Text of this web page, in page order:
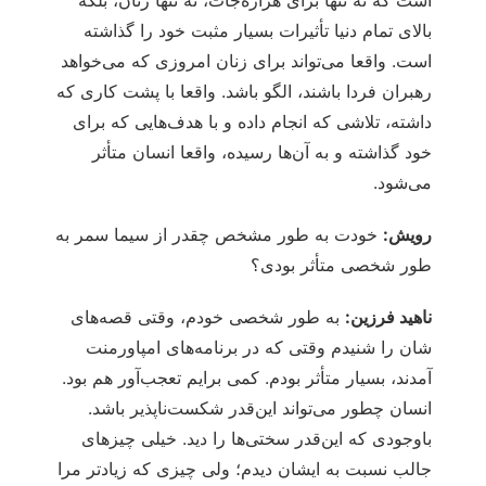
بالای تمام دنیا تأثیرات بسیار مثبت خود را گذاشته
است. واقعا می‌تواند برای زنان امروزی که می‌خواهد
رهبران فردا باشند، الگو باشد. واقعا با پشت کاری که
داشته، تلاشی که انجام داده و با هدف‌هایی که برای
خود گذاشته و به آن‌ها رسیده، واقعا انسان متأثر
می‌شود.
رویش: خودت به طور مشخص چقدر از سیما سمر به
طور شخصی متأثر بودی؟
ناهید فرزین: به طور شخصی خودم، وقتی قصه‌های
شان را شنیدم وقتی که در برنامه‌های امپاورمنت
آمدند، بسیار متأثر بودم. کمی برایم تعجب‌آور هم بود.
انسان چطور می‌تواند این‌قدر شکست‌ناپذیر باشد.
باوجودی که این‌قدر سختی‌ها را دید. خیلی چیزهای
جالب نسبت به ایشان دیدم؛ ولی چیزی که زیادتر مرا